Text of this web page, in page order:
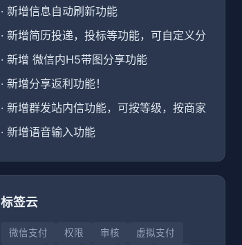
· 新增信息自动刷新功能
· 新增简历投递，投标等功能，可自定义分
· 新增 微信内H5带图分享功能
· 新增分享返利功能！
· 新增群发站内信功能，可按等级，按商家
· 新增语音输入功能
标签云
微信支付 权限 审核
虚拟支付